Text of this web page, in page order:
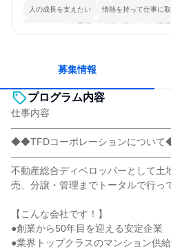
人の成長を支えたい 情熱を持って仕事に
チームワークを重視 女性が働きやすい環境
募集情報
プログラム内容
仕事内容
◆◆TFDコーポレーションについ
不動産総合ディベロッパーとして土
売、分譲・管理までトータルで行っ
【こんな会社です！】
●創業から50年目を迎える安定企業
●業界トップクラスのマンション供給